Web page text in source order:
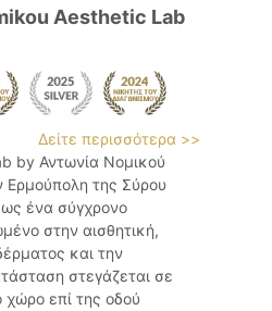
Aesthetic Lab
Δείτε περισσότερα >>
by Αντωνία Νομικού
Ερμούπολη της Σύρου
ως ένα σύγχρονο
στην αισθητική,
και την
στεγάζεται σε
επί της οδού